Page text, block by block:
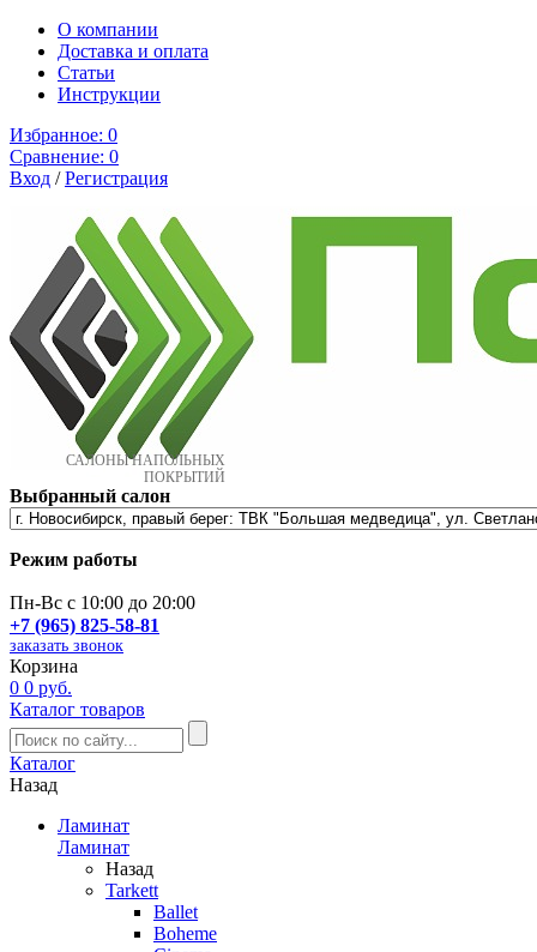
О компании
Доставка и оплата
Cтатьи
Инструкции
Избранное: 0
Сравнение: 0
Вход /Регистрация
САЛОНЫ НАПОЛЬНЫХ
ПОКРЫТИЙ
Выбранный салон
Режим работы
Пн-Вс с 10:00 до 20:00
+7 (965) 825-58-81
заказать звонок
Корзина
0 0 руб.
Каталог товаров
Каталог
Назад
Ламинат
Ламинат
Назад
Tarkett
Ballet
Boheme